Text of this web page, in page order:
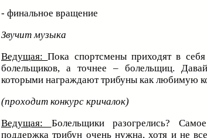
- финальное вращение
Звучит музыка
Ведущая:Пока спортсмены приходят в
болельщиков, а точнее – болельщиц.
которыми награждают трибуны как любимую
(проходит конкурс кричалок)
Ведущая: Болельщики разогрелись?
поддержка трибун очень нужна, хотя и не